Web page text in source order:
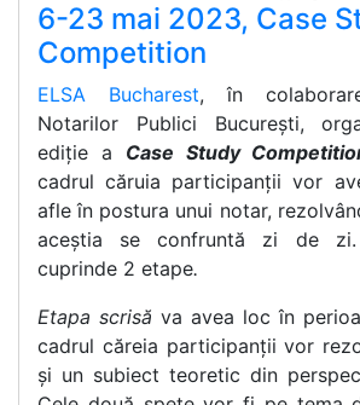
6-23 mai 2023, Case
Competition
ELSA Bucharest, în
Notarilor Publici București,
ediție a Case Study
cadrul căruia participanții vor
afle în postura unui notar,
aceștia se confruntă zi de zi.
cuprinde 2 etape.
Etapa scrisă va avea loc în
cadrul căreia participanții vor
și un subiect teoretic din